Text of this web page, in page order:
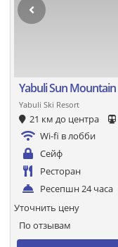
Yabuli Sun Mountain
Yabuli Ski Resort
21 км до центра
Wi-fi в лобби
Сейф
Ресторан
Ресепшн 24 часа
По отзывам
Уточнить цену